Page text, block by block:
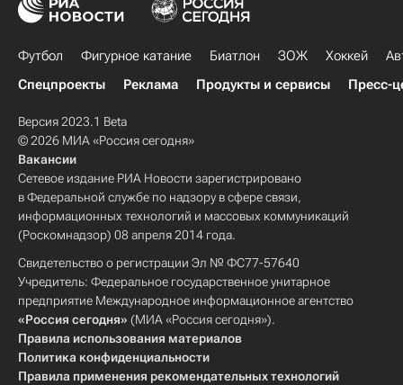
Футбол Фигурное катание Биатлон ЗОЖ Хоккей
Спецпроекты
Реклама Продукты и сервисы Пресс-
Версия 2023.1 Beta
© 2026 МИА «Россия сегодня»
Вакансии
Сетевое издание РИА Новости зарегистрировано
в Федеральной службе по надзору в сфере связи,
информационных технологий и массовых коммуникаций
(Роскомнадзор) 08 апреля 2014 года.
Свидетельство о регистрации Эл № ФС77-57640
Учредитель: Федеральное государственное унитарное
предприятие Международное информационное агентство
«Россия сегодня» (МИА «Россия сегодня»).
Правила использования материалов
Политика конфиденциальности
Правила применения рекомендательных технологий